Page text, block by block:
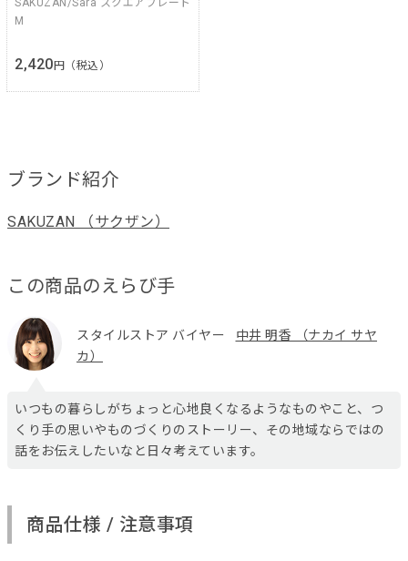
SAKUZAN/Sara スクエアプレート
M
2,420 円（税込）
ブランド紹介
SAKUZAN （サクザン）
この商品のえらび手
スタイルストア バイヤー
中井 明香 （ナカイ サヤ
カ）
いつもの暮らしがちょっと心地良くなるようなものやこと、つ
くり手の思いやものづくりのストーリー、その地域ならではの
話をお伝えしたいなと日々考えています。
商品仕様 / 注意事項